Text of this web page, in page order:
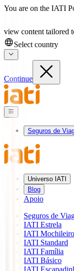
You are on the IATI
view content tailored
Select country
Continue
Seguros de
Universo IATI
Blog
Apoio
Seguros de
IATI Estrela
IATI Mochileiro
IATI Standard
IATI Família
IATI Básico
IATI